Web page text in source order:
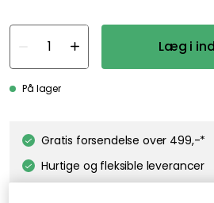
Læg i
På lager
Gratis forsendelse over 499,-*
Hurtige og fleksible leverancer